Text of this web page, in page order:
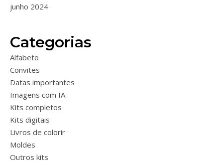
junho 2024
Categorias
Alfabeto
Convites
Datas importantes
Imagens com IA
Kits completos
Kits digitais
Livros de colorir
Moldes
Outros kits